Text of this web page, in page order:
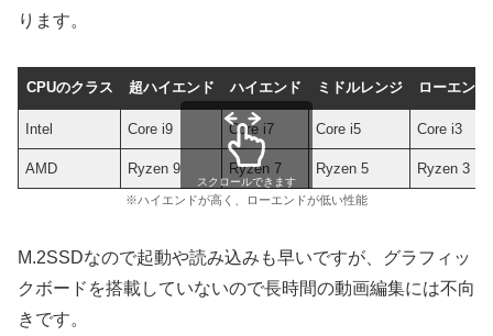
ります。
CPUのクラス 超ハイエンド ハイエンド ミドルレンジ ローエンド
Intel Core i9 Core i7 Core i5 Core i3
AMD Ryzen 9 Ryzen 7 Ryzen 5 Ryzen 3
スクロールできます
※ハイエンドが高く、ローエンドが低い性能
M.2SSDなので起動や読み込みも早いですが、グラフィッ
クボードを搭載していないので長時間の動画編集には不向
きです。